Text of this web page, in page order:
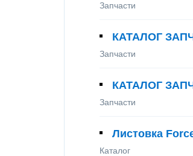
Запчасти
КАТАЛОГ
Запчасти
КАТАЛОГ
Запчасти
Листовка
Каталог